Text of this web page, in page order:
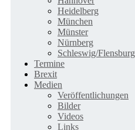
Heidelberg
München
Münster
Nürnberg
Schleswig/Flensburg
Termine
Brexit
Medien
Veröffentlichungen
Bilder
Videos
Links